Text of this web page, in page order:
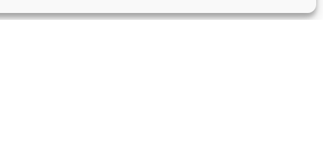
oraz wykorzystywanie ich we własnych